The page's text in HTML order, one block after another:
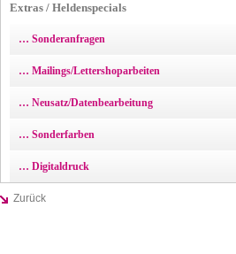
Extras / Heldenspecials
… Sonderanfragen
… Mailings/Lettershoparbeiten
… Neusatz/Datenbearbeitung
… Sonderfarben
… Digitaldruck
Zurück